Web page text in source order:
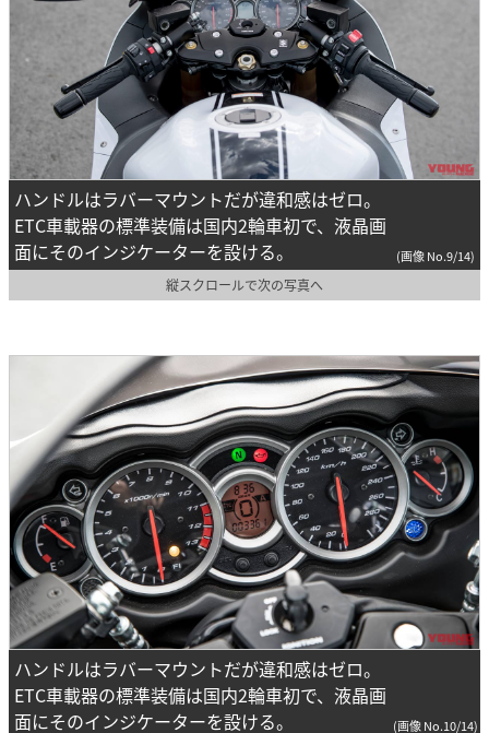
ハンドルはラバーマウントだが違和感はゼロ。
ETC車載器の標準装備は国内2輪車初で、液晶画
面にそのインジケーターを設ける。
(画像 No.9/14)
縦スクロールで次の写真へ
ハンドルはラバーマウントだが違和感はゼロ。
ETC車載器の標準装備は国内2輪車初で、液晶画
面にそのインジケーターを設ける。
(画像 No.10/14)